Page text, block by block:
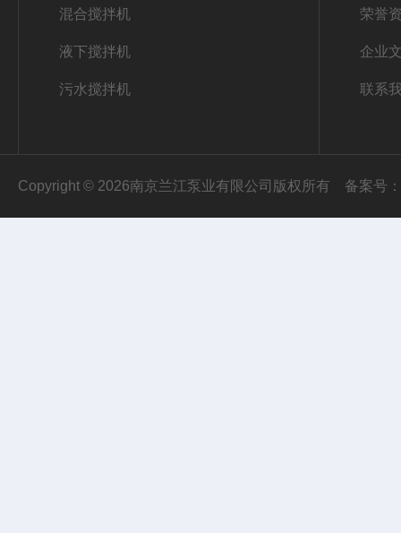
混合搅拌机
液下搅拌机
污水搅拌机
荣誉
企业
联系
Copyright © 2026南京兰江泵业有限公司版权所有 备案号